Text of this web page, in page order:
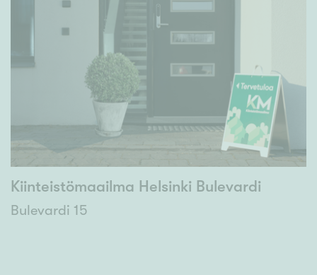
Kiinteistömaailma Helsinki Bulevardi
Bulevardi 15